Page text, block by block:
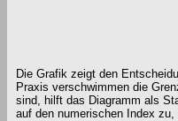
Die Grafik zeigt den
Praxis verschwimmen die
sind, hilft das Diagramm als
auf den numerischen Index zu,